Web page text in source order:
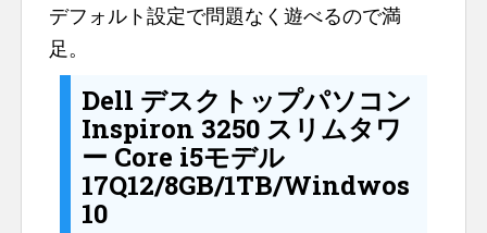
デフォルト設定で問題なく遊べるので満
足。
Dell デスクトップパソコン
Inspiron 3250 スリムタワ
ー Core i5モデル
17Q12/8GB/1TB/Windwos
10